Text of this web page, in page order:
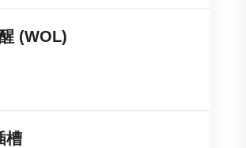
(WOL)
槽